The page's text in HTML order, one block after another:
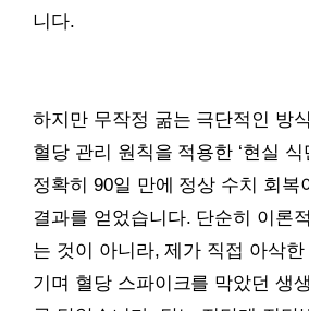
니다.
하지만 무작정 굶는 극단적인 방
혈당 관리 원칙을 적용한 ‘현실 식
정확히 90일 만에 정상 수치 회복
결과를 얻었습니다. 단순히 이론
는 것이 아니라, 제가 직접 아삭
기며 혈당 스파이크를 막았던 생